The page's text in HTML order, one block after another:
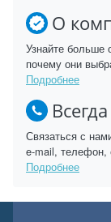
О
Узнайте больше
почему они
Подробнее
Связаться с
e-mail, телефон,
Подробнее